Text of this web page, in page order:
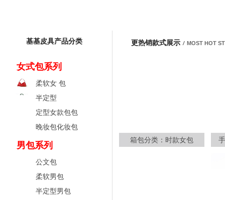
基基皮具产品分类
女式包系列
柔软女 包
半定型
定型女款包包
晚妆包化妆包
男包系列
公文包
柔软男包
半定型男包
更热销款式展示 / MOST HOT
箱包分类：时款女包